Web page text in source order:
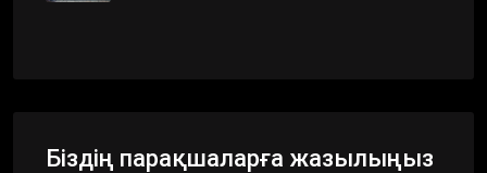
Біздің парақшаларға жазылыңыз